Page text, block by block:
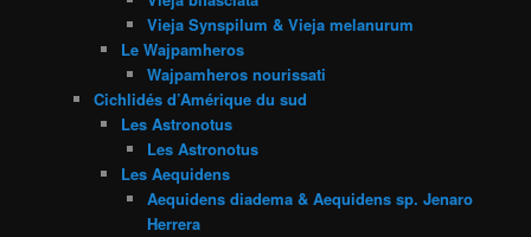
Vieja Synspilum & Vieja melanurum
Le Wajpamheros
Wajpamheros nourissati
Cichlidés d’Amérique du sud
Les Astronotus
Les Astronotus
Les Aequidens
Aequidens diadema & Aequidens sp. Jenaro
Herrera